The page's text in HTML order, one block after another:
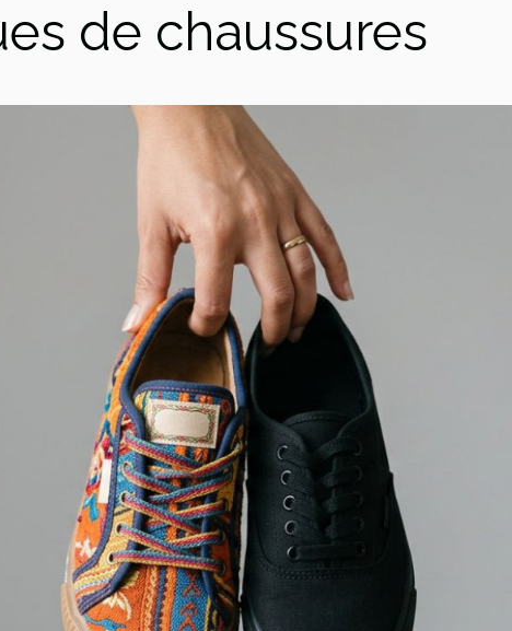
de chaussures